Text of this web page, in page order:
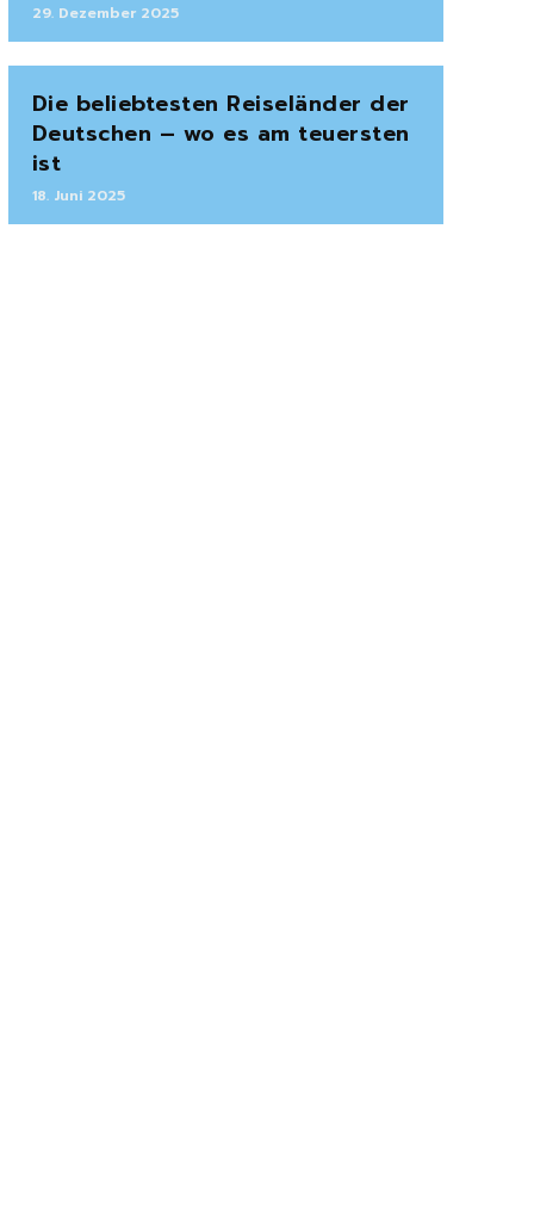
29. Dezember 2025
Die beliebtesten Reiseländer der
Deutschen – wo es am teuersten
ist
18. Juni 2025